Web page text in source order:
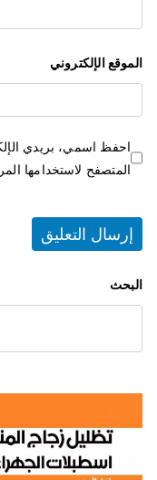
الموقع الإلكتروني
احفظ اسمي، بريدي
المتصفح لاستخدامها
البحث